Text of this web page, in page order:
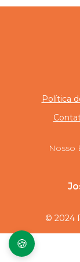
Política
Nosso
© 2024
🍪